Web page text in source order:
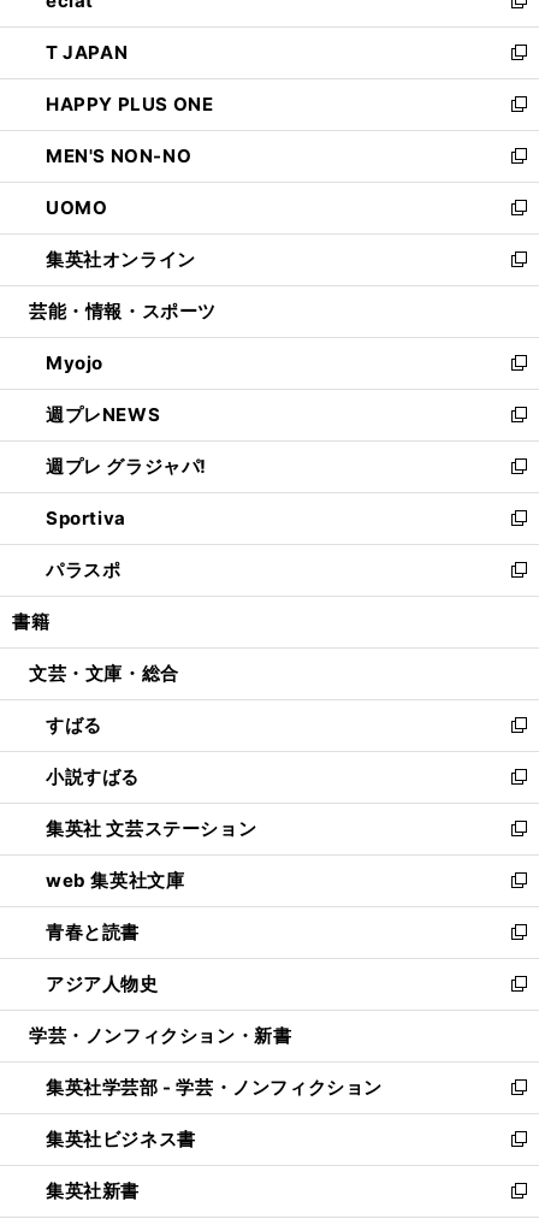
開
く
ウ
で
開
く
ン
ド
ウ
で
開
く
い
ウ
ィ
ン
ド
ウ
で
開
く
新
し
い
ウ
ィ
ン
ド
ウ
で
開
く
T JAPAN
新
し
い
ウ
ィ
ン
ド
ウ
で
開
HAPPY PLUS ONE
新
し
い
ウ
ィ
ン
ド
ウ
開
く
MEN'S NON-NO
新
し
い
ウ
ィ
ン
ウ
で
開
く
UOMO
新
し
い
ウ
ン
ド
ウ
で
開
く
集英社オンライン
新
し
ウ
ィ
ン
ド
ウ
で
開
く
芸能・情報・スポーツ
Myojo
新
し
い
ウ
ィ
ン
ド
ウ
で
開
週プレNEWS
新
し
い
ウ
ィ
ン
ド
ウ
開
週プレ グラジャパ!
新
し
い
ウ
ィ
ン
ウ
開
く
Sportiva
新
し
い
ウ
ン
ウ
で
開
く
パラスポ
新
し
ウ
ン
ド
ウ
で
開
く
書籍
文芸・文庫・総合
すばる
新
し
い
ウ
ィ
ン
ド
ウ
で
開
く
小説すばる
新
し
い
ウ
ィ
ン
ド
ウ
で
開
集英社 文芸ステーション
新
し
い
ウ
ィ
ン
ド
ウ
開
く
web 集英社文庫
新
し
い
ウ
ィ
ン
ウ
で
開
く
青春と読書
新
し
い
ウ
ン
ド
ウ
で
開
く
アジア人物史
新
し
ウ
ィ
ン
ド
ウ
で
学芸・ノンフィクション・新書
集英社学芸部 - 学芸・ノンフィクション
新
し
い
ウ
ィ
集英社ビジネス書
新
し
い
集英社新書
新